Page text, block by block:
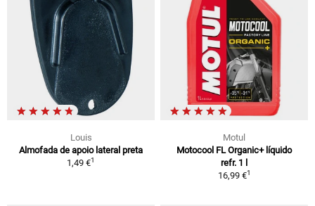
Louis
Almofada de apoio lateral preta
1,49 €1
Motul
Motocool FL Organic+ líquido
refr. 1 l
16,99 €1